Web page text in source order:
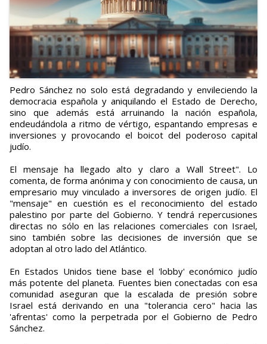
Pedro Sánchez no solo está degradando y envileciendo la
democracia española y aniquilando el Estado de Derecho,
sino que además está arruinando la nación española,
endeudándola a ritmo de vértigo, espantando empresas e
inversiones y provocando el boicot del poderoso capital
judío.
El mensaje ha llegado alto y claro a Wall Street". Lo
comenta, de forma anónima y con conocimiento de causa, un
empresario muy vinculado a inversores de origen judío. El
"mensaje" en cuestión es el reconocimiento del estado
palestino por parte del Gobierno. Y tendrá repercusiones
directas no sólo en las relaciones comerciales con Israel,
sino también sobre las decisiones de inversión que se
adoptan al otro lado del Atlántico.
En Estados Unidos tiene base el 'lobby' económico judío
más potente del planeta. Fuentes bien conectadas con esa
comunidad aseguran que la escalada de presión sobre
Israel está derivando en una "tolerancia cero" hacia las
'afrentas' como la perpetrada por el Gobierno de Pedro
Sánchez.